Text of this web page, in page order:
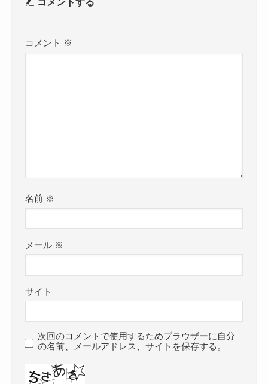
コメント ※
名前 ※
メール ※
サイト
次回のコメントで使用するためブラウザーに自分
の名前、メールアドレス、サイトを保存する。